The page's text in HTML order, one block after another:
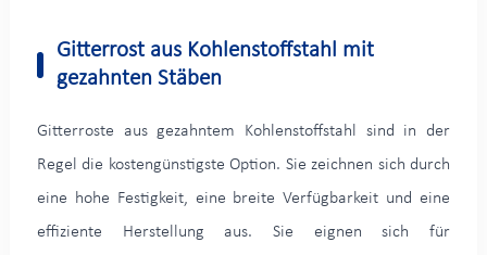
Gitterrost aus Kohlenstoffstahl mit
gezahnten Stäben
Gitterroste aus gezahntem Kohlenstoffstahl sind in der
Regel die kostengünstigste Option. Sie zeichnen sich durch
eine hohe Festigkeit, eine breite Verfügbarkeit und eine
effiziente Herstellung aus. Sie eignen sich für